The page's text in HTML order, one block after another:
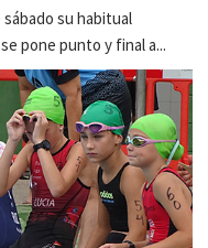
sábado su habitual
pone punto y final a...